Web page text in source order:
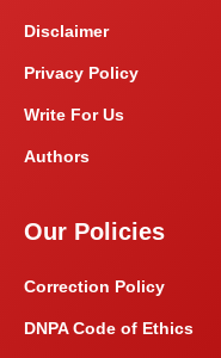
Disclaimer
Privacy Policy
Write For Us
Authors
Our Policies
Correction Policy
DNPA Code of Ethics